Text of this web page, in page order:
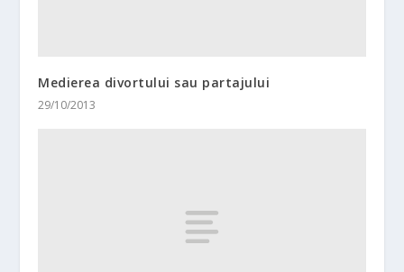
Medierea divortului sau partajului
29/10/2013